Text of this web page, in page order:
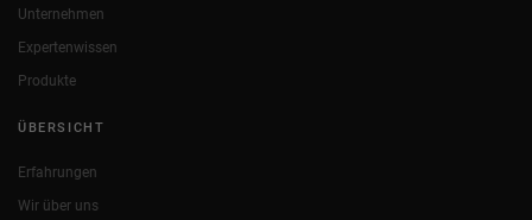
Unternehmen
Expertenwissen
Produkte
ÜBERSICHT
Erfahrungen
Wir über uns